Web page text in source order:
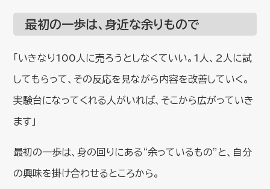
最初の一歩は、身近な余りもので
「いきなり100人に売ろうとしなくていい。1人、2人に試
してもらって、その反応を見ながら内容を改善していく。
実験台になってくれる人がいれば、そこから広がっていき
ます」
最初の一歩は、身の回りにある“余っているもの”と、自分
の興味を掛け合わせるところから。